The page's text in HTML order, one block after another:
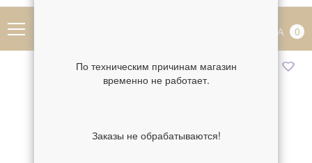
КОРЗИНА 0
По техническим причинам магазин
временно не работает.
Заказы не обрабатываются!